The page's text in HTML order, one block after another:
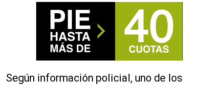
Según información policial, uno de los